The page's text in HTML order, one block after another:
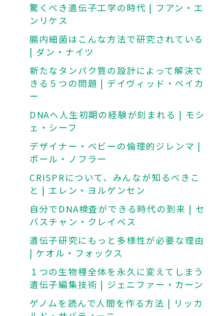
驚くべき遺伝子工学の時代 | フアン・エ
ンリケス
腸内細菌はこんな方法で研究されている
| ダン・ナイツ
新たなタンパク質の設計によって解決で
きる５つの問題 | デイヴィッド・ベイカ
ー
DNAへ人生初期の経験が刻まれる | モシ
ェ・シーフ
デザイナー・ベビーの倫理的ジレンマ |
ポール・ノフラー
CRISPRについて、みんなが知るべきこ
と | エレン・ヨルゲンセン
自分でDNA検査ができる時代の到来 | セ
バスチャン・クレイベス
遺伝子研究にもっと多様性が必要な理由
| ケオル・フォックス
１つの生物種全体を永久に変えてしまう
遺伝子編集技術 | ジェニファー・カーン
ゲノムを読んで人間を作る方法 | リッカ